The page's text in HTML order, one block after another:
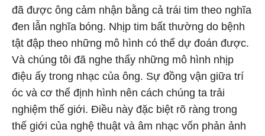
đã được ông cảm nhận bằng cả trái tim theo nghĩa
đen lẫn nghĩa bóng. Nhịp tim bất thường do bệnh
tật đập theo những mô hình có thể dự đoán được.
Và chúng tôi đã nghe thấy những mô hình nhịp
điệu ấy trong nhạc của ông. Sự đồng vận giữa trí
óc và cơ thể định hình nên cách chúng ta trải
nghiệm thế giới. Điều này đặc biệt rõ ràng trong
thế giới của nghệ thuật và âm nhạc vốn phản ảnh